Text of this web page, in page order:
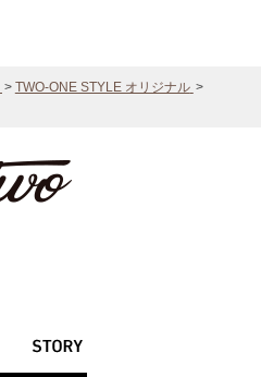
TWO-ONE STYLE オリジナル